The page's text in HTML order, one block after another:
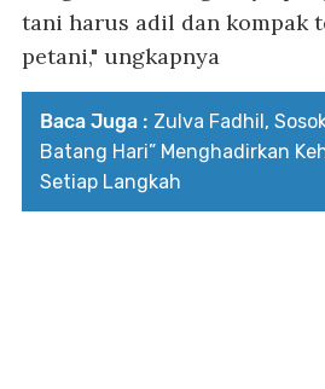
tani harus adil dan kompak
petani," ungkapnya
Baca Juga : Zulva Fadhil,
Batang Hari” Menghadirkan
Setiap Langkah